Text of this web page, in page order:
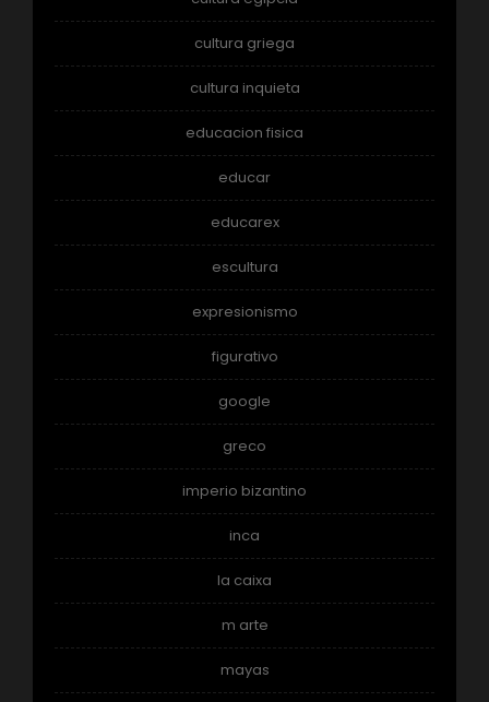
cultura griega
cultura inquieta
educacion fisica
educar
educarex
escultura
expresionismo
figurativo
google
greco
imperio bizantino
inca
la caixa
m arte
mayas